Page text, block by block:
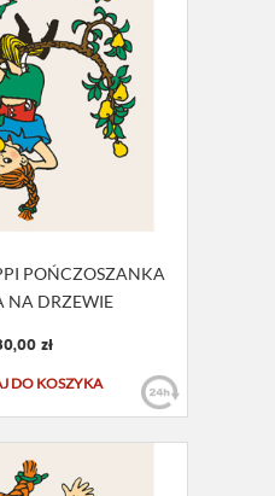
POŃCZOSZANKA
NA DRZEWIE
zł
DO KOSZYKA